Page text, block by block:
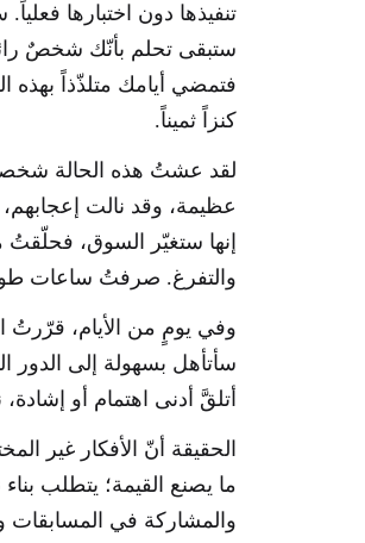
تنفيذها دون اختبارها
ستبقى تحلم بأنّك شخصٌ رائع
فتمضي أيامك متلذّذاً بهذه
كنزاً ثميناً.
لقد عشتُ هذه الحالة
عظيمة، وقد نالت إعجابهم،
إنها ستغيّر السوق، فحلّقتُ
والتفرغ. صرفتُ ساعات
وفي يومٍ من الأيام، قرّرتُ
سأتأهل بسهولة إلى الدور
أتلقَّ أدنى اهتمام أو
الحقيقة أنّ الأفكار غير
ما يصنع القيمة؛ يتطلب
والمشاركة في المسابقات